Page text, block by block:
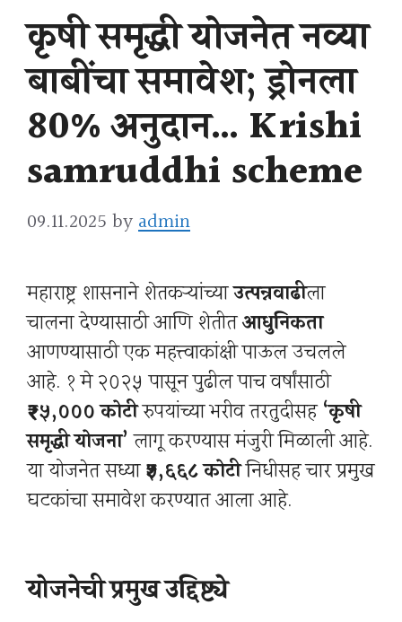
कृषी समृद्धी योजनेत नव्या
बाबींचा समावेश; ड्रोनला
80% अनुदान… Krishi
samruddhi scheme
09.11.2025 byadmin
महाराष्ट्र शासनाने शेतकऱ्यांच्याउत्पन्नवाढीला
चालना देण्यासाठी आणि शेतीतआधुनिकता
आणण्यासाठी एक महत्त्वाकांक्षी पाऊल उचलले
आहे. १ मे २०२५ पासून पुढील पाच वर्षांसाठी
₹२५,००० कोटीरुपयांच्या भरीव तरतुदीसह‘कृषी
समृद्धी योजना’ लागू करण्यास मंजुरी मिळाली आहे.
या योजनेत सध्या₹५,६६८ कोटीनिधीसह चार प्रमुख
घटकांचा समावेश करण्यात आला आहे.
योजनेची प्रमुख उद्दिष्ट्ये